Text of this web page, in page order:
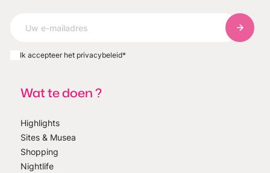
Ik accepteer het privacybeleid*
Wat te doen ?
Highlights
Sites & Musea
Shopping
Nightlife